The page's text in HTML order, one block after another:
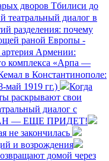
дворов Тбилиси до
театральный диалог в
разделения: почему
раной Европы -
Армении:
комплекса «Арпа —
в Константинополе:
май 1919 гг.)
Когда
раскрывают свои
диалог с
— ЕЩЕ ПРИДЕТ!
не закончилась
и возрождения
домой через